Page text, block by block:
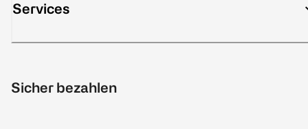
Services
Sicher bezahlen